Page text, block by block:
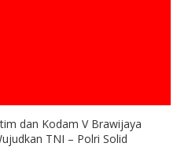
dan Kodam V Brawijaya
TNI – Polri Solid